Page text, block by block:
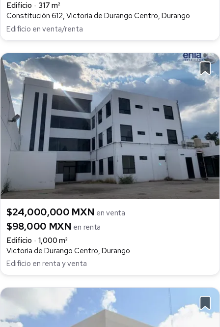
Edificio
317 m²
Constitución 612, Victoria de Durango Centro, Durango
Edificio en venta/renta
$24,000,000 MXN en venta
$98,000 MXN en renta
Edificio
1,000 m²
Victoria de Durango Centro, Durango
Edificio en renta y venta